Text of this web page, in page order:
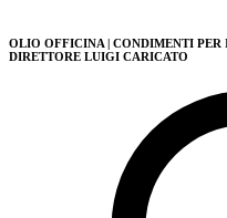
OLIO OFFICINA | CONDIMENTI PER
DIRETTORE LUIGI CARICATO